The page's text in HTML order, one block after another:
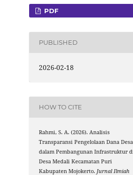
PDF
PUBLISHED
2026-02-18
HOW TO CITE
Rahmi, S. A. (2026). Analisis
Transparansi Pengelolaan Dana Desa
dalam Pembangunan Infrastruktur
Desa Medali Kecamatan Puri
Kabupaten Mojokerto. Jurnal Ilmiah